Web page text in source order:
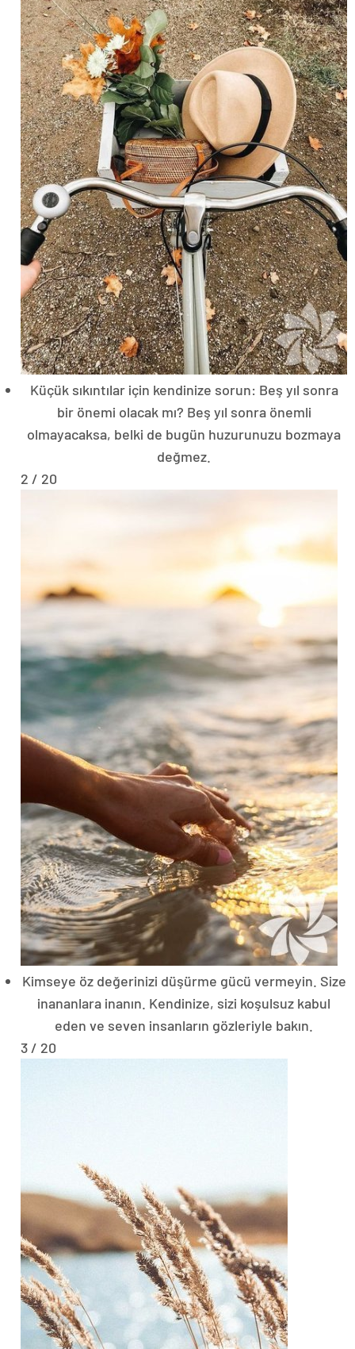
Küçük sıkıntılar için kendinize sorun: Beş yıl sonra
bir önemi olacak mı? Beş yıl sonra önemli
olmayacaksa, belki de bugün huzurunuzu bozmaya
değmez.
2 / 20
Kimseye öz değerinizi düşürme gücü vermeyin. Size
inananlara inanın. Kendinize, sizi koşulsuz kabul
eden ve seven insanların gözleriyle bakın.
3 / 20